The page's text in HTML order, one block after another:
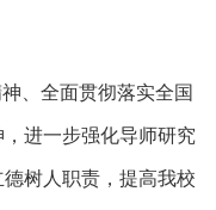
、 全面贯彻落实全国
，进一步强化导师研究
树人职责， 提高我校